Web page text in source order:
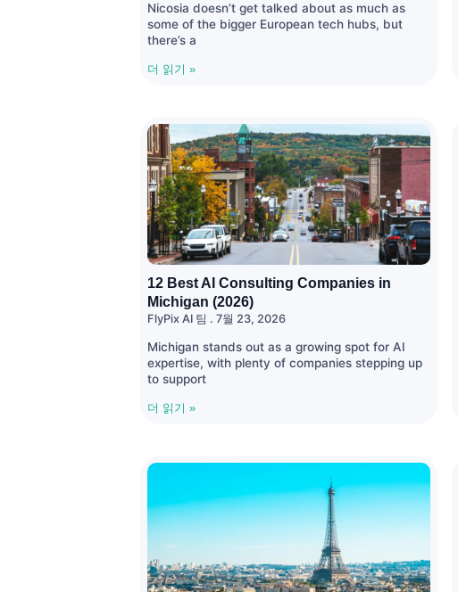
Nicosia doesn’t get talked about as much as
some of the bigger European tech hubs, but
there’s a
더 읽기 »
12 Best AI Consulting Companies in
Michigan (2026)
FlyPix AI 팀 7월 23, 2026
Michigan stands out as a growing spot for AI
expertise, with plenty of companies stepping up
to support
더 읽기 »